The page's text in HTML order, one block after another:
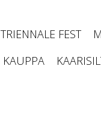
TRIENNALE FEST
KAUPPA